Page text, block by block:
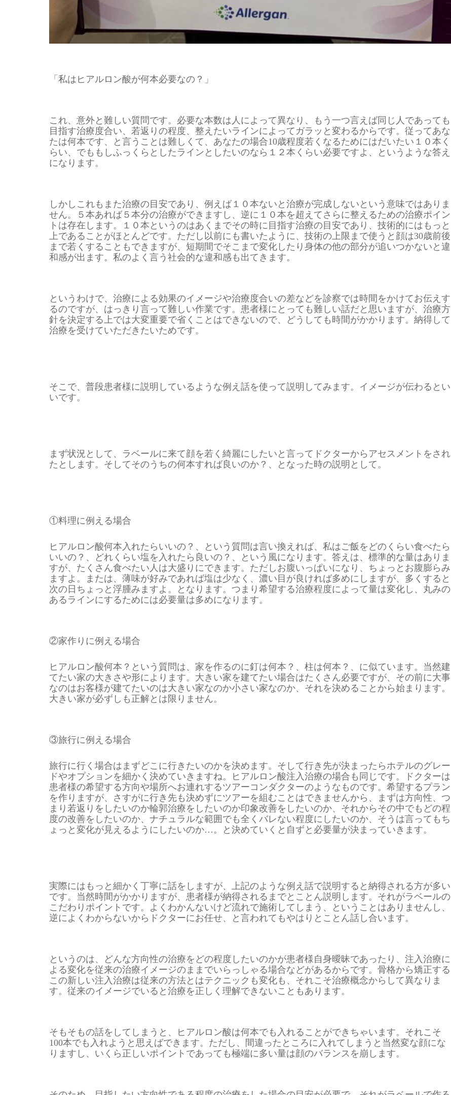
「私はヒアルロン酸が何本必要なの？」
これ、意外と難しい質問です。必要な本数は人によって異なり、もう一つ言えば同じ人であっても
目指す治療度合い、若返りの程度、整えたいラインによってガラッと変わるからです。従ってあな
たは何本です、と言うことは難しくて、あなたの場合10歳程度若くなるためにはだいたい１０本く
らい、でももしふっくらとしたラインとしたいのなら１２本くらい必要ですよ、というような答え
になります。
しかしこれもまた治療の目安であり、例えば１０本ないと治療が完成しないという意味ではありま
せん。５本あれば５本分の治療ができますし、逆に１０本を超えてさらに整えるための治療ポイン
トは存在します。１０本というのはあくまでその時に目指す治療の目安であり、技術的にはもっと
上であることがほとんどです。ただし以前にも書いたように、技術の上限まで使うと顔は30歳前後
まで若くすることもできますが、短期間でそこまで変化したり身体の他の部分が追いつかないと違
和感が出ます。私のよく言う社会的な違和感も出てきます。
というわけで、治療による効果のイメージや治療度合いの差などを診察では時間をかけてお伝えす
るのですが、はっきり言って難しい作業です。患者様にとっても難しい話だと思いますが、治療方
針を決定する上では大変重要で省くことはできないので、どうしても時間がかかります。納得して
治療を受けていただきたいためです。
そこで、普段患者様に説明しているような例え話を使って説明してみます。イメージが伝わるとい
いです。
まず状況として、ラベールに来て顔を若く綺麗にしたいと言ってドクターからアセスメントをされ
たとします。そしてそのうちの何本すれば良いのか？、となった時の説明として。
①料理に例える場合
ヒアルロン酸何本入れたらいいの？、という質問は言い換えれば、私はご飯をどのくらい食べたら
いいの？、どれくらい塩を入れたら良いの？、という風になります。答えは、標準的な量はありま
すが、たくさん食べたい人は大盛りにできます。ただしお腹いっぱいになり、ちょっとお腹膨らみ
ますよ。または、薄味が好みであれば塩は少なく、濃い目が良ければ多めにしますが、多くすると
次の日ちょっと浮腫みますよ。となります。つまり希望する治療程度によって量は変化し、丸みの
あるラインにするためには必要量は多めになります。
②家作りに例える場合
ヒアルロン酸何本？という質問は、家を作るのに釘は何本？、柱は何本？、に似ています。当然建
てたい家の大きさや形によります。大きい家を建てたい場合はたくさん必要ですが、その前に大事
なのはお客様が建てたいのは大きい家なのか小さい家なのか、それを決めることから始まります。
大きい家が必ずしも正解とは限りません。
③旅行に例える場合
旅行に行く場合はまずどこに行きたいのかを決めます。そして行き先が決まったらホテルのグレー
ドやオプションを細かく決めていきますね。ヒアルロン酸注入治療の場合も同じです。ドクターは
患者様の希望する方向や場所へお連れするツアーコンダクターのようなものです。希望するプラン
を作りますが、さすがに行き先も決めずにツアーを組むことはできませんから、まずは方向性、つ
まり若返りをしたいのか輪郭治療をしたいのか印象改善をしたいのか、それからその中でもどの程
度の改善をしたいのか、ナチュラルな範囲でも全くバレない程度にしたいのか、そうは言ってもち
ょっと変化が見えるようにしたいのか…。と決めていくと自ずと必要量が決まっていきます。
実際にはもっと細かく丁寧に話をしますが、上記のような例え話で説明すると納得される方が多い
です。当然時間がかかりますが、患者様が納得されるまでとことん説明します。それがラベールの
こだわりポイントです。よくわかんないけど流れで施術してしまう、ということはありませんし、
逆によくわからないからドクターにお任せ、と言われてもやはりとことん話し合います。
というのは、どんな方向性の治療をどの程度したいのかが患者様自身曖昧であったり、注入治療に
よる変化を従来の治療イメージのままでいらっしゃる場合などがあるからです。骨格から矯正する
この新しい注入治療は従来の方法とはテクニックも変化も、それこそ治療概念からして異なりま
す。従来のイメージでいると治療を正しく理解できないこともあります。
そもそもの話をしてしまうと、ヒアルロン酸は何本でも入れることができちゃいます。それこそ
100本でも入れようと思えばできます。ただし、間違ったところに入れてしまうと当然変な顔にな
りますし、いくら正しいポイントであっても極端に多い量は顔のバランスを崩します。